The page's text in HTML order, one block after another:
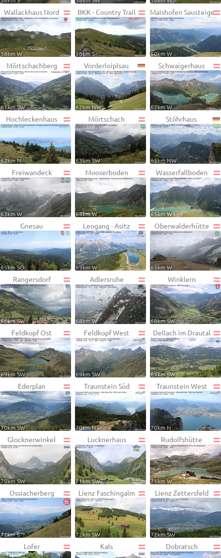
Wallackhaus Nord
58km W
BKK - Country Trail
58km S
Maishofen Sausteige
60km W
Mörtschachberg
61km SW
Vorderloiplsau
62km NW
Schwaigerhaus
62km W
Hochleckenhaus
62km N
Mörtschach
63km SW
Stöhrhaus
63km NW
Freiwandeck
63km W
Mooserboden
64km W
Wasserfallboden
65km W
Gnesau
65km SO
Leogang - Asitz
65km W
Oberwalderhütte
65km W
Rangersdorf
66km SW
Adlersruhe
68km W
Winklern
68km SW
Feldkopf Ost
69km SW
Feldkopf West
69km SW
Dellach im Drautal
69km SW
Ederplan
70km SW
Traunstein Süd
70km N
Traunstein West
70km N
Glocknerwinkel
70km SW
Lucknerhaus
71km SW
Rudolfshütte
71km W
Ossiacherberg
72km S
Lienz Faschingalm
72km SW
Lienz Zettersfeld
72km SW
Lofer Kals Dobratsch